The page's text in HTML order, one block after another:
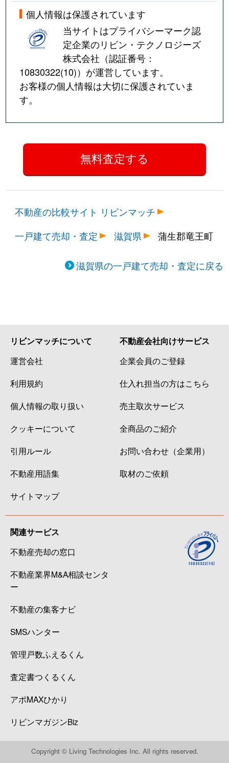
個人情報は保護されています
当サイトはプライバシーマーク認
定企業のリビン・テクノロジーズ
株式会社（認証番号：
10830322(10)）が運営しています。
お客様の個人情報は大切に保護されていま
す。
不動産の比較サイト リビンマッチ
一戸建て売却・査定
滋賀県 蒲生郡竜王町
滋賀県の一戸建て売却・査定に戻る
リビンマッチについて
運営会社
利用規約
個人情報の取り扱い
クッキーについて
引用ルール
不動産用語集
サイトマップ
不動産会社向けサービス
企業会員のご登録
仕入れ担当の方はこちら
売主取次サービス
全商品のご紹介
お問い合わせ（企業用）
取材のご依頼
関連サービス
不動産売却の窓口
不動産業界M&A相談センタ
ー
不動産の集客ナビ
SMSハンター
管理戸数ふえるくん
査定書つくるくん
アポMAXひかり
リビンマガジンBiz
Copyright © Living Technologies Inc. All rights reserved.